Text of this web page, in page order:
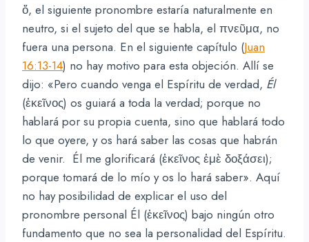
ὅ, el siguiente pronombre estaría naturalmente en
neutro, si el sujeto del que se habla, el πνεῦμα, no
fuera una persona. En el siguiente capítulo (Juan
16:13-14) no hay motivo para esta objeción. Allí se
dijo: «Pero cuando venga el Espíritu de verdad, Él
(ἐκεῖνος) os guiará a toda la verdad; porque no
hablará por su propia cuenta, sino que hablará todo
lo que oyere, y os hará saber las cosas que habrán
de venir. Él me glorificará (ἐκεῖνος ἐμὲ δοξάσει);
porque tomará de lo mío y os lo hará saber». Aquí
no hay posibilidad de explicar el uso del
pronombre personal Él (ἐκεῖνος) bajo ningún otro
fundamento que no sea la personalidad del Espíritu.